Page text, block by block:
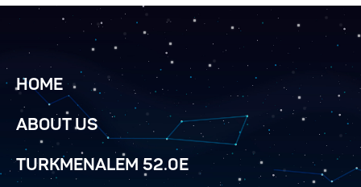
HOME
ABOUT US
TURKMENALEM 52.0E